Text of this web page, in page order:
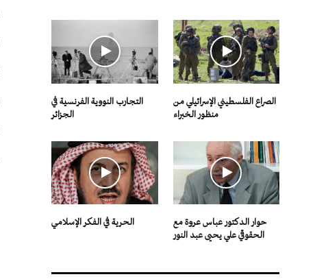
التجارب النووية الفرنسية في
الجزائر
الصراع الفلسطيني الإسرائيلي من
منظور الخبراء
الحرية في الفكر الإسلامي
حوار الدكتور عباس عروة مع
الحقوقي علي يحيى عبد النور